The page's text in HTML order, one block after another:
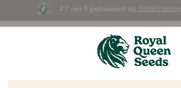
4.7 van 5 gebaseerd op 58690
☀️ Summer Sales: tot wel 50%
op geselecteerde producten! ⏤